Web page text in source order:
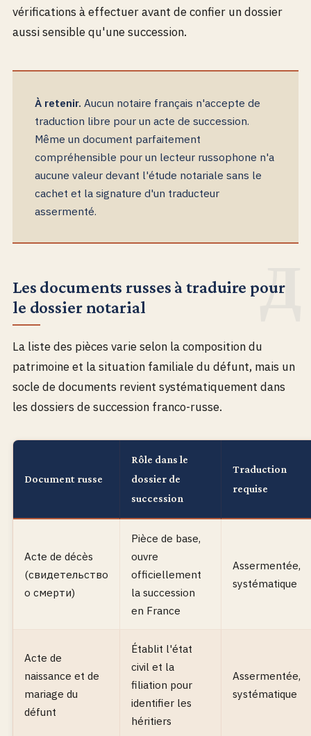
vérifications à effectuer avant de confier un dossier
aussi sensible qu'une succession.
À retenir. Aucun notaire français n'accepte de
traduction libre pour un acte de succession.
Même un document parfaitement
compréhensible pour un lecteur russophone n'a
aucune valeur devant l'étude notariale sans le
cachet et la signature d'un traducteur
assermenté.
Les documents russes à traduire pour
le dossier notarial
La liste des pièces varie selon la composition du
patrimoine et la situation familiale du défunt, mais un
socle de documents revient systématiquement dans
les dossiers de succession franco-russe.
Document russe
Rôle dans le
dossier de
succession
Traduction
requise
Acte de décès
(свидетельство
о смерти)
Pièce de base,
ouvre
officiellement
la succession
en France
Assermentée,
systématique
Acte de
naissance et de
mariage du
défunt
Établit l'état
civil et la
filiation pour
identifier les
héritiers
Assermentée,
systématique